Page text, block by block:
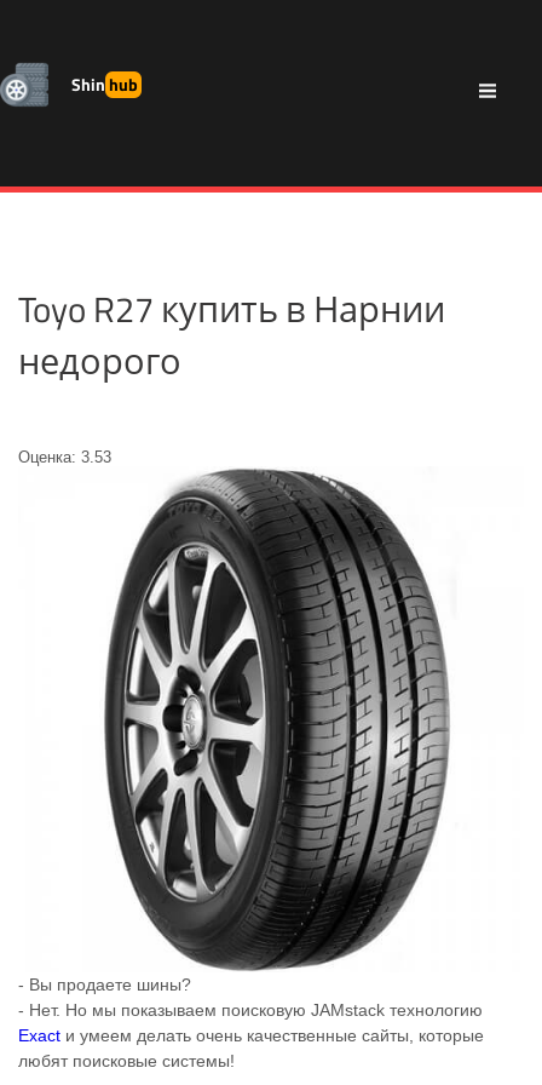
Shinhub
Toyo R27 купить в Нарнии
недорого
Оценка: 3.53
- Вы продаете шины?
- Нет. Но мы показываем поисковую JAMstack технологию
Exact и умеем делать очень качественные сайты, которые
любят поисковые системы!